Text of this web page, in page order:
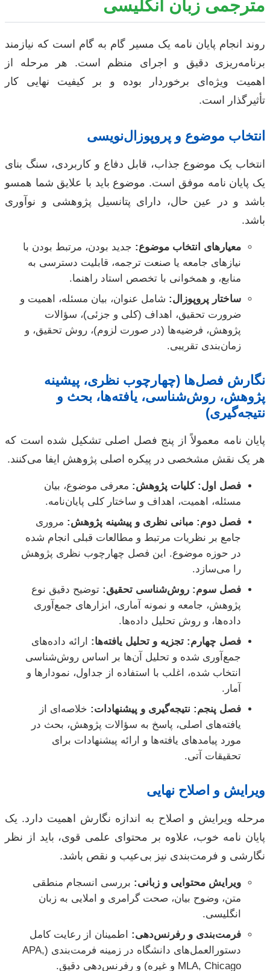
مترجمی زبان انگلیسی
روند انجام پایان نامه یک مسیر گام به گام است که نیازمند
برنامه‌ریزی دقیق و اجرای منظم است. هر مرحله از
اهمیت ویژه‌ای برخوردار بوده و بر کیفیت نهایی کار
تأثیرگذار است.
انتخاب موضوع و پروپوزال‌نویسی
انتخاب یک موضوع جذاب، قابل دفاع و کاربردی، سنگ بنای
یک پایان نامه موفق است. موضوع باید با علایق شما همسو
باشد و در عین حال، دارای پتانسیل پژوهشی و نوآوری
باشد.
معیارهای انتخاب موضوع: جدید بودن، مرتبط بودن با
نیازهای جامعه یا صنعت ترجمه، قابلیت دسترسی به
منابع، و همخوانی با تخصص استاد راهنما.
ساختار پروپوزال: شامل عنوان، بیان مسئله، اهمیت و
ضرورت تحقیق، اهداف (کلی و جزئی)، سؤالات
پژوهش، فرضیه‌ها (در صورت لزوم)، روش تحقیق، و
زمان‌بندی تقریبی.
نگارش فصل‌ها (چهارچوب نظری، پیشینه
پژوهش، روش‌شناسی، یافته‌ها، بحث و
نتیجه‌گیری)
پایان نامه معمولاً از پنج فصل اصلی تشکیل شده است که
هر یک نقش مشخصی در پیکره اصلی پژوهش ایفا می‌کنند.
فصل اول: کلیات پژوهش: معرفی موضوع، بیان
مسئله، اهمیت، اهداف و ساختار کلی پایان‌نامه.
فصل دوم: مبانی نظری و پیشینه پژوهش: مروری
جامع بر نظریات مرتبط و مطالعات قبلی انجام شده
در حوزه موضوع. این فصل چهارچوب نظری پژوهش
را می‌سازد.
فصل سوم: روش‌شناسی تحقیق: توضیح دقیق نوع
پژوهش، جامعه و نمونه آماری، ابزارهای جمع‌آوری
داده‌ها، و روش تحلیل داده‌ها.
فصل چهارم: تجزیه و تحلیل یافته‌ها: ارائه داده‌های
جمع‌آوری شده و تحلیل آن‌ها بر اساس روش‌شناسی
انتخاب شده، اغلب با استفاده از جداول، نمودارها و
آمار.
فصل پنجم: نتیجه‌گیری و پیشنهادات: خلاصه‌ای از
یافته‌های اصلی، پاسخ به سؤالات پژوهش، بحث در
مورد پیامدهای یافته‌ها و ارائه پیشنهادات برای
تحقیقات آتی.
ویرایش و اصلاح نهایی
مرحله ویرایش و اصلاح به اندازه نگارش اهمیت دارد. یک
پایان نامه خوب، علاوه بر محتوای علمی قوی، باید از نظر
نگارشی و فرمت‌بندی نیز بی‌عیب و نقص باشد.
ویرایش محتوایی و زبانی: بررسی انسجام منطقی
متن، وضوح بیان، صحت گرامری و املایی به زبان
انگلیسی.
فرمت‌بندی و رفرنس‌دهی: اطمینان از رعایت کامل
دستورالعمل‌های دانشگاه در زمینه فرمت‌بندی (APA,
MLA, Chicago و غیره) و رفرنس‌دهی دقیق.